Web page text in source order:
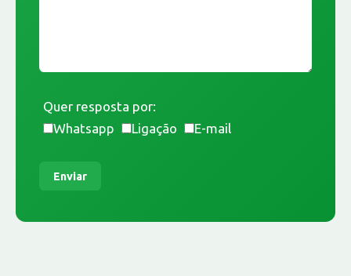
Quer resposta por:
Whatsapp
Ligação E-mail
Enviar